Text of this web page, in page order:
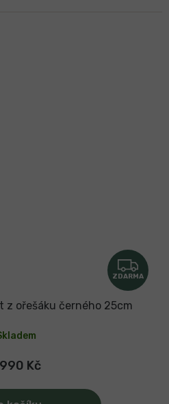
Z
D
ZDARMA
z ořešáku černého 25cm
Kč